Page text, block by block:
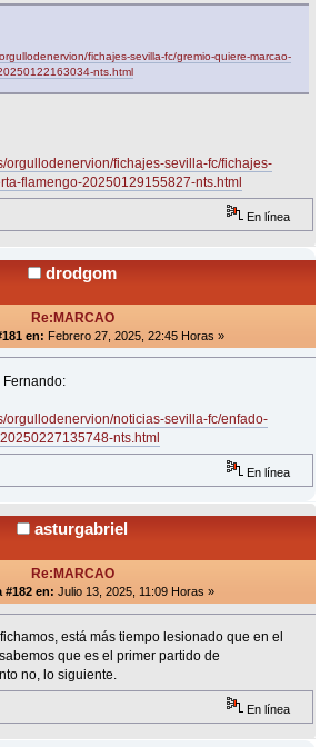
fichajes-sevilla-fc/gremio-quiere-marcao-
nts.html
orgullodenervion/fichajes-sevilla-fc/fichajes-
flamengo-20250129155827-nts.html
En línea
drodgom
Re:MARCAO
en: Febrero 27, 2025, 22:45 Horas »
Fernando:
orgullodenervion/noticias-sevilla-fc/enfado-
nts.html
En línea
asturgabriel
Re:MARCAO
#182 en: Julio 13, 2025, 11:09 Horas »
está más tiempo lesionado que en el
que es el primer partido de
no, lo siguiente.
En línea